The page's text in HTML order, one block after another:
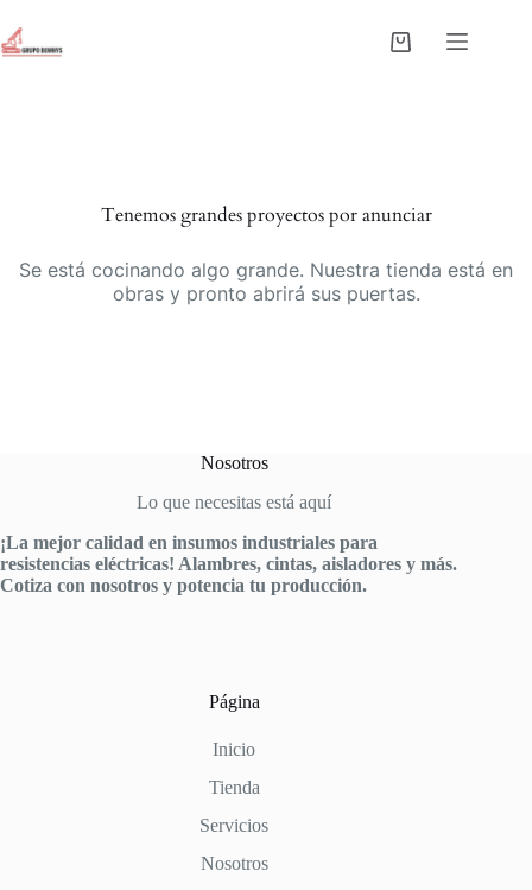
contenido
Carro
Tenemos grandes proyectos por anunciar
Se está cocinando algo grande. Nuestra tienda está en
obras y pronto abrirá sus puertas.
Nosotros
Lo que necesitas está aquí
¡La mejor calidad en insumos industriales para
resistencias eléctricas! Alambres, cintas, aisladores y más.
Cotiza con nosotros y potencia tu producción.
Página
Inicio
Tienda
Servicios
Nosotros